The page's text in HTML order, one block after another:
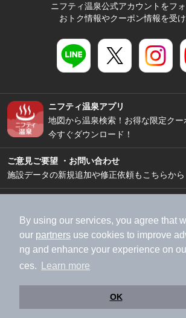
By using our services, you agree that
our partners use cookies to improve
ng and enhance your experience on
ces.
Learn more
OK
ニフティ温泉公式アカウントをフ
おトク情報やクーポン情報を受
ニフティ温泉アプリ
地図から温泉検索！お得な限定クー
今すぐダウンロード！
ご意見ご要望 ・お問い合わせ
施設データの新規追加や修正依頼もこちらから
加盟店募集（資料請求）
広告出稿
利用規約
ライフスタイル
特定商取引法に基づく表記
ヘルプ
運営会社